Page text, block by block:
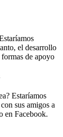
el desarrollo
de apoyo
Estaríamos
sus amigos a
en Facebook.